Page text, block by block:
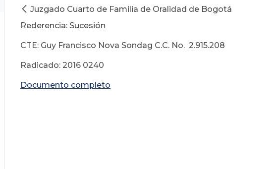
Juzgado Cuarto de Familia de Oralidad de Bogotá
Rederencia: Sucesión
CTE: Guy Francisco Nova Sondag C.C. No. 2.915.208
Radicado: 2016 0240
Documento completo